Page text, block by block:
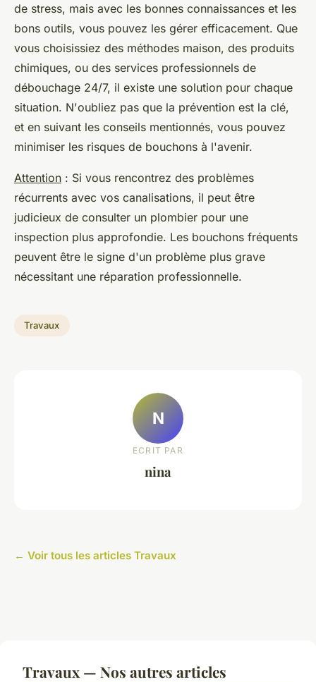
de stress, mais avec les bonnes connaissances et les
bons outils, vous pouvez les gérer efficacement. Que
vous choisissiez des méthodes maison, des produits
chimiques, ou des services professionnels de
débouchage 24/7, il existe une solution pour chaque
situation. N'oubliez pas que la prévention est la clé,
et en suivant les conseils mentionnés, vous pouvez
minimiser les risques de bouchons à l'avenir.
Attention : Si vous rencontrez des problèmes
récurrents avec vos canalisations, il peut être
judicieux de consulter un plombier pour une
inspection plus approfondie. Les bouchons fréquents
peuvent être le signe d'un problème plus grave
nécessitant une réparation professionnelle.
Travaux
N
ECRIT PAR
nina
← Voir tous les articles Travaux
Travaux — Nos autres articles